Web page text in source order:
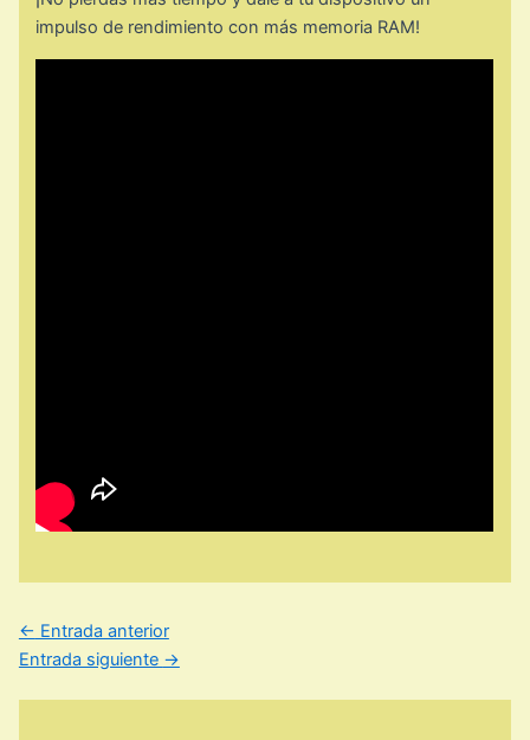
impulso de rendimiento con más memoria RAM!
← Entrada anterior
Entrada siguiente →